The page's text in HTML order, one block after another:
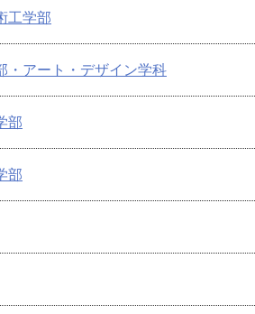
工学部
・アート・デザイン学科
部
部